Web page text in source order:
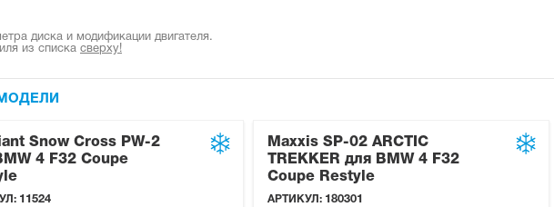
диска и модификации двигателя.
из списка сверху!
Snow Cross PW-2
4 F32 Coupe
11524
Maxxis SP-02 ARCTIC
TREKKER для BMW 4 F32
Coupe Restyle
АРТИКУЛ: 180301